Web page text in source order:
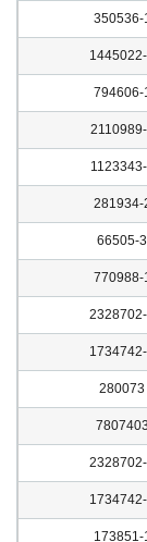
350536-
794606-
281934-
66505-3
770988-
280073
7807403
173851-